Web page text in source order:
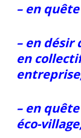
– en
– en désir
en
– en
éco-